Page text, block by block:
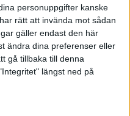
personuppgifter kanske
rätt att invända mot sådan
gäller endast den här
ändra dina preferenser eller
gå tillbaka till denna
längst ned på
Bidrag
för 11 år sedan
för 11 år sedan